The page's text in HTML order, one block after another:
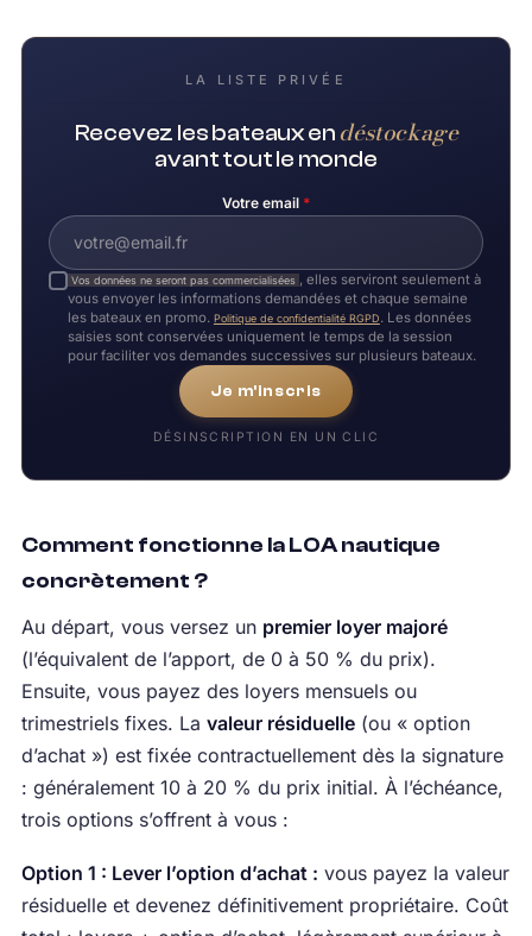
LA LISTE PRIVÉE
Recevez les bateaux en déstockage
avant tout le monde
Votre email *
Vos données ne seront pas commercialisées , elles serviront seulement à
vous envoyer les informations demandées et chaque semaine
les bateaux en promo. Politique de confidentialité RGPD. Les données
saisies sont conservées uniquement le temps de la session
pour faciliter vos demandes successives sur plusieurs bateaux.
Je m'inscris
DÉSINSCRIPTION EN UN CLIC
Comment fonctionne la LOA nautique
concrètement ?
Au départ, vous versez un premier loyer majoré
(l’équivalent de l’apport, de 0 à 50 % du prix).
Ensuite, vous payez des loyers mensuels ou
trimestriels fixes. La valeur résiduelle(ou « option
d’achat ») est fixée contractuellement dès la signature
: généralement 10 à 20 % du prix initial. À l’échéance,
trois options s’offrent à vous :
Option 1 : Lever l’option d’achat : vous payez la valeur
résiduelle et devenez définitivement propriétaire. Coût